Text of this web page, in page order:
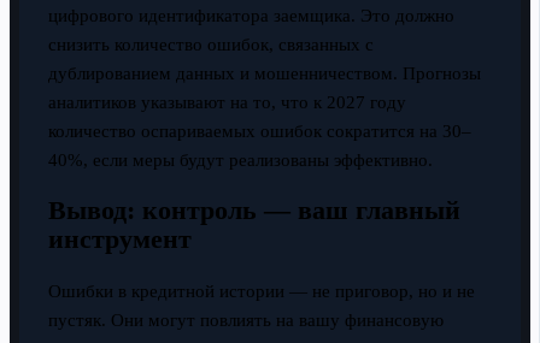
цифрового идентификатора заемщика. Это должно
снизить количество ошибок, связанных с
дублированием данных и мошенничеством. Прогнозы
аналитиков указывают на то, что к 2027 году
количество оспариваемых ошибок сократится на 30–
40%, если меры будут реализованы эффективно.
Вывод: контроль — ваш главный
инструмент
Ошибки в кредитной истории — не приговор, но и не
пустяк. Они могут повлиять на вашу финансовую